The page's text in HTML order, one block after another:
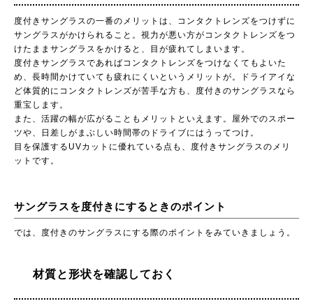
度付きサングラスの一番のメリットは、コンタクトレンズをつけずに
サングラスがかけられること。視力が悪い方がコンタクトレンズをつ
けたままサングラスをかけると、目が疲れてしまいます。
度付きサングラスであればコンタクトレンズをつけなくてもよいた
め、長時間かけていても疲れにくいというメリットが。ドライアイな
ど体質的にコンタクトレンズが苦手な方も、度付きのサングラスなら
重宝します。
また、活躍の幅が広がることもメリットといえます。屋外でのスポー
ツや、日差しがまぶしい時間帯のドライブにはうってつけ。
目を保護するUVカットに優れている点も、度付きサングラスのメリ
ットです。
サングラスを度付きにするときのポイント
では、度付きのサングラスにする際のポイントをみていきましょう。
材質と形状を確認しておく